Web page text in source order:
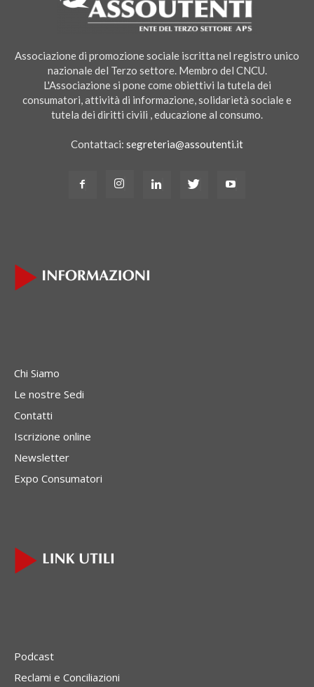
Associazione di promozione sociale iscritta nel registro unico
nazionale del Terzo settore. Membro del CNCU.
L'Associazione si pone come obiettivi la tutela dei
consumatori, attività di informazione, solidarietà sociale e
tutela dei diritti civili , educazione al consumo.
Contattaci: segreteria@assoutenti.it
Chi Siamo
Le nostre Sedi
Contatti
Iscrizione online
Newsletter
Expo Consumatori
Podcast
Reclami e Conciliazioni